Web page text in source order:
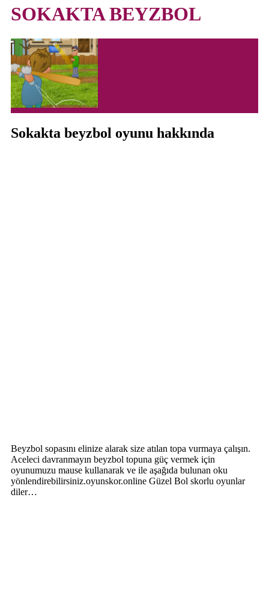
SOKAKTA BEYZBOL
Sokakta beyzbol oyunu hakkında
Beyzbol sopasını elinize alarak size atılan topa vurmaya çalışın.
Aceleci davranmayın beyzbol topuna güç vermek için
oyunumuzu mause kullanarak ve ile aşağıda bulunan oku
yönlendirebilirsiniz.oyunskor.online Güzel Bol skorlu oyunlar
diler…